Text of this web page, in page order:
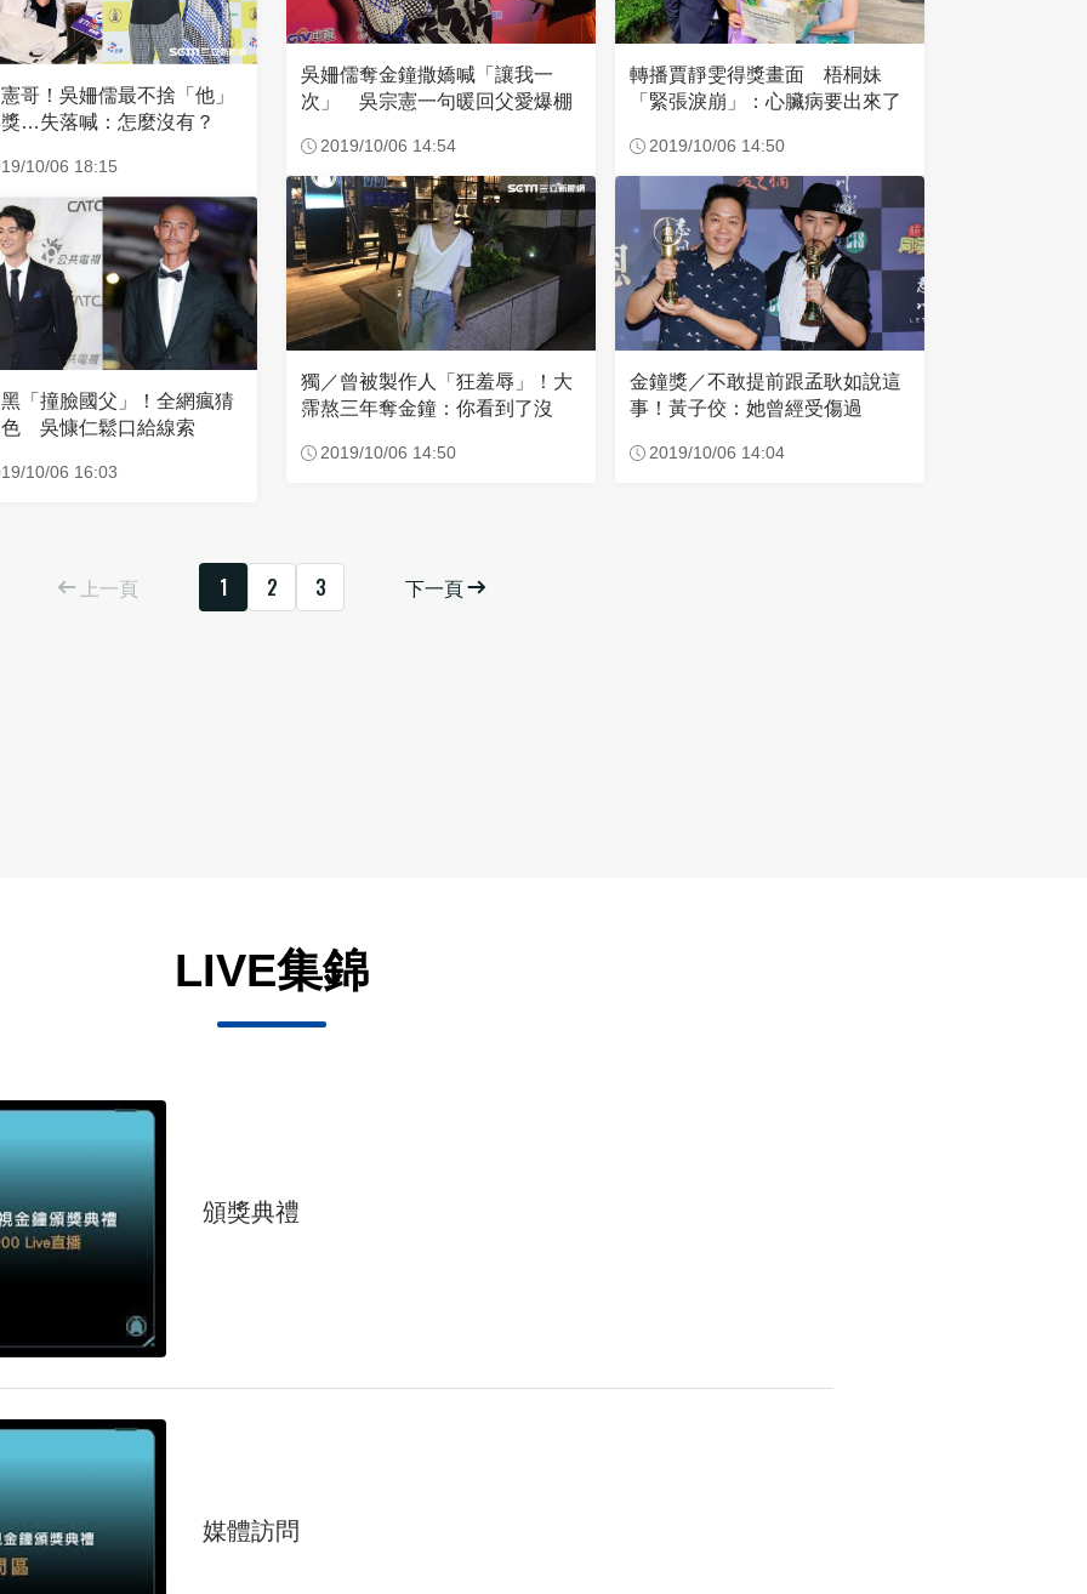
哥！吳姍儒最不捨「他」
…失落喊：怎麼沒有？
10/06 18:15
「撞臉國父」！全網瘋猜
吳慷仁鬆口給線索
10/06 16:03
吳姍儒奪金鐘撒嬌喊「讓我一
次」 吳宗憲一句暖回父愛爆棚
2019/10/06 14:54
轉播賈靜雯得獎畫面 梧桐妹
「緊張淚崩」：心臟病要出來了
2019/10/06 14:50
獨／曾被製作人「狂羞辱」！大
霈熬三年奪金鐘：你看到了沒
2019/10/06 14:50
金鐘獎／不敢提前跟孟耿如說這
事！黃子佼：她曾經受傷過
2019/10/06 14:04
上一頁 1 2 3 下一頁
LIVE集錦
頒獎典禮
媒體訪問